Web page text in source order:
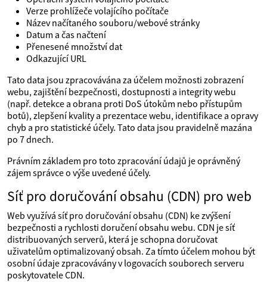
Verze prohlížeče volajícího počítače
Název načítaného souboru/webové stránky
Datum a čas načtení
Přenesené množství dat
Odkazující URL
Tato data jsou zpracovávána za účelem možnosti zobrazení
webu, zajištění bezpečnosti, dostupnosti a integrity webu
(např. detekce a obrana proti DoS útokům nebo přístupům
botů), zlepšení kvality a prezentace webu, identifikace a opravy
chyb a pro statistické účely. Tato data jsou pravidelně mazána
po 7 dnech.
Právním základem pro toto zpracování údajů je oprávněný
zájem správce o výše uvedené účely.
Síť pro doručování obsahu (CDN) pro web
Web využívá síť pro doručování obsahu (CDN) ke zvýšení
bezpečnosti a rychlosti doručení obsahu webu. CDN je síť
distribuovaných serverů, která je schopna doručovat
uživatelům optimalizovaný obsah. Za tímto účelem mohou být
osobní údaje zpracovávány v logovacích souborech serveru
poskytovatele CDN.